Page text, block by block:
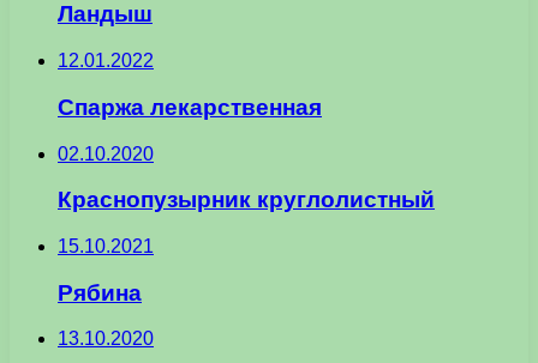
Ландыш
12.01.2022
Спаржа лекарственная
02.10.2020
Краснопузырник круглолистный
15.10.2021
Рябина
13.10.2020